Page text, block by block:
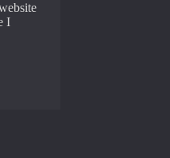
I